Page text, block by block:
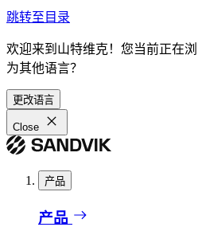
跳转至目录
欢迎来到山特维克！您当前正在
为其他语言？
更改语言
Close
产品
产品